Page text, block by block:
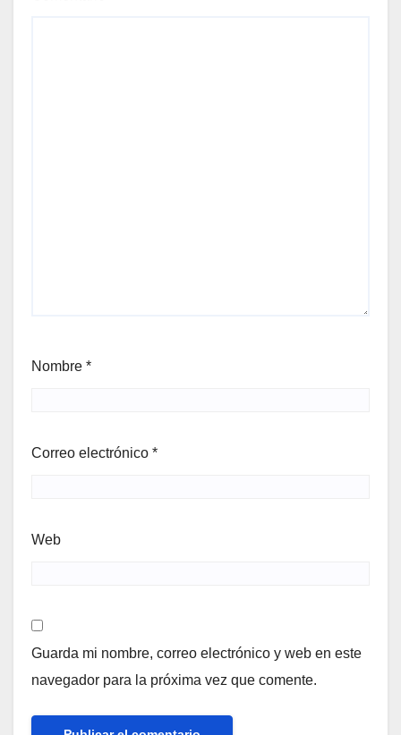
Nombre *
Correo electrónico *
Web
Guarda mi nombre, correo electrónico y web en este
navegador para la próxima vez que comente.